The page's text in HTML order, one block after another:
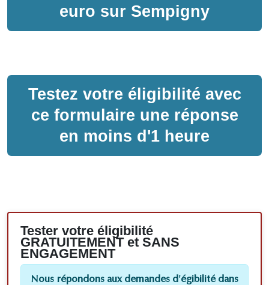
euro sur Sempigny
Testez votre éligibilité avec
ce formulaire une réponse
en moins d'1 heure
Tester votre éligibilité
GRATUITEMENT et SANS
ENGAGEMENT
Nous répondons aux demandes d'égibilité dans